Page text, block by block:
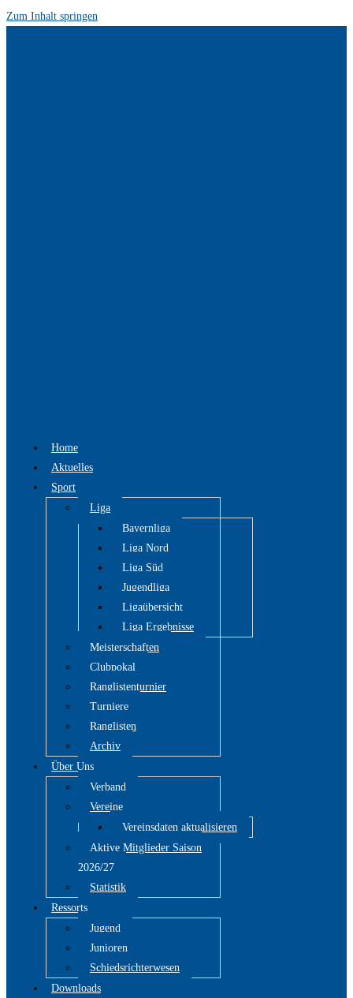
Zum Inhalt springen
Home
Aktuelles
Sport
Liga
Bayernliga
Liga Nord
Liga Süd
Jugendliga
Ligaübersicht
Liga Ergebnisse
Meisterschaften
Clubpokal
Ranglistenturnier
Turniere
Ranglisten
Archiv
Über Uns
Verband
Vereine
Vereinsdaten aktualisieren
Aktive Mitglieder Saison
2026/27
Statistik
Ressorts
Jugend
Junioren
Schiedsrichterwesen
Downloads